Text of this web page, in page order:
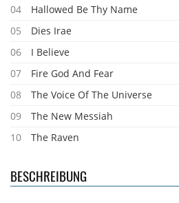
04
Hallowed Be Thy Name
05
Dies Irae
06
I Believe
07
Fire God And Fear
08
The Voice Of The Universe
09
The New Messiah
10
The Raven
BESCHREIBUNG